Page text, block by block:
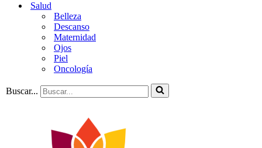
Salud
Belleza
Descanso
Maternidad
Ojos
Piel
Oncología
Buscar...